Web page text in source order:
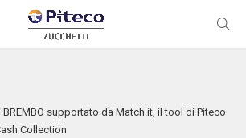
supportato da Match.it, il tool di Piteco
Collection